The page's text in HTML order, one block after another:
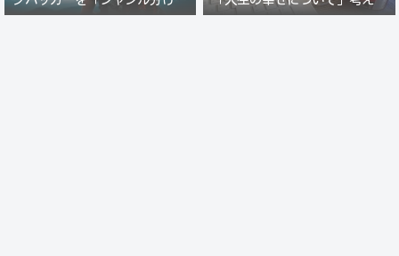
て人間観察」が楽しい。
みる。